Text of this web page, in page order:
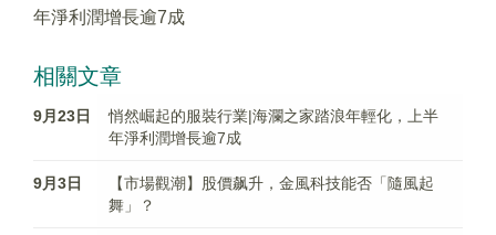
年淨利潤增長逾7成
相關文章
9月23日
悄然崛起的服裝行業|海瀾之家踏浪年輕化，上半
年淨利潤增長逾7成
9月3日
【市場觀潮】股價飙升，金風科技能否「隨風起
舞」？